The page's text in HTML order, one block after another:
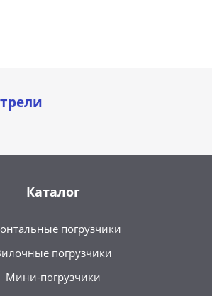
Каталог
погрузчики
погрузчики
Мини-погрузчики